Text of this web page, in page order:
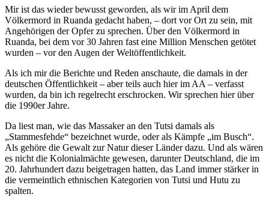
Mir ist das wieder bewusst geworden, als wir im April dem
Völkermord in Ruanda gedacht haben, – dort vor Ort zu sein, mit
Angehörigen der Opfer zu sprechen. Über den Völkermord in
Ruanda, bei dem vor 30 Jahren fast eine Million Menschen getötet
wurden – vor den Augen der Weltöffentlichkeit.
Als ich mir die Berichte und Reden anschaute, die damals in der
deutschen Öffentlichkeit – aber teils auch hier im AA – verfasst
wurden, da bin ich regelrecht erschrocken. Wir sprechen hier über
die 1990er Jahre.
Da liest man, wie das Massaker an den Tutsi damals als
„Stammesfehde“ bezeichnet wurde, oder als Kämpfe „im Busch“.
Als gehöre die Gewalt zur Natur dieser Länder dazu. Und als wären
es nicht die Kolonialmächte gewesen, darunter Deutschland, die im
20. Jahrhundert dazu beigetragen hatten, das Land immer stärker in
die vermeintlich ethnischen Kategorien von Tutsi und Hutu zu
spalten.